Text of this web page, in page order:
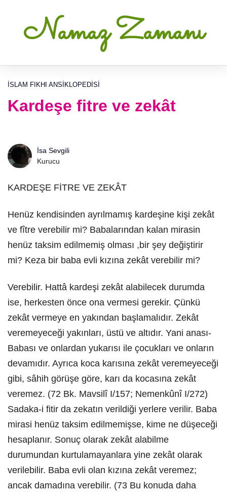
Namaz Zamanı
İSLAM FIKHI ANSIKLOPEDISI
Kardeşe fitre ve zekât
İsa Sevgili
Kurucu
KARDEŞE FİTRE VE ZEKÂT
Henüz kendisinden ayrılmamış kardeşine kişi zekât
ve fître verebilir mi? Babalarından kalan mirasin
henüz taksim edilmemiş olması ,bir şey değiştirir
mi? Keza bir baba evli kızına zekât verebilir mi?
Verebilir. Hattâ kardeşi zekât alabilecek durumda
ise, herkesten önce ona vermesi gerekir. Çünkü
zekât vermeye en yakından başlamalıdır. Zekât
veremeyeceği yakınları, üstü ve altıdır. Yani anası-
Babası ve onlardan yukarısı ile çocukları ve onların
devamıdır. Ayrıca koca karısına zekât veremeyeceği
gibi, sâhih görüşe göre, karı da kocasına zekât
veremez. (72 Bk. Mavsilî I/157; Nemenkûnî I/272)
Sadaka-i fitir da zekatın verildiği yerlere verilir. Baba
mirasi henüz taksim edilmemişse, kime ne düşeceği
hesaplanır. Sonuç olarak zekât alabilme
durumundan kurtulamayanlara yine zekât olarak
verilebilir. Baba evli olan kızına zekât veremez;
ancak damadına verebilir. (73 Bu konuda daha